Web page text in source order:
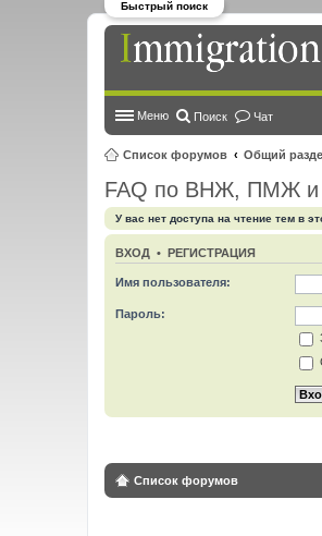
Меню Поиск Чат
Список форумов Общий
Быстрый поиск
FAQ по ВНЖ, ПМЖ и
У вас нет доступа на чтение тем в
ВХОД • РЕГИСТРАЦИЯ
Имя пользователя:
Пароль:
Список форумов